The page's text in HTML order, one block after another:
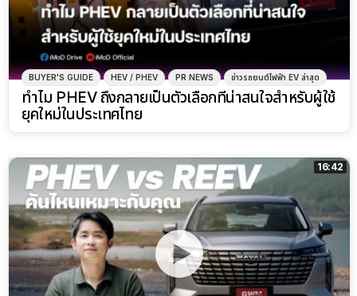
BUYER'S GUIDE HEV / PHEV PR NEWS ข่าวรถยนต์ไฟฟ้า EV ล่าสุด
ทำไม PHEV ถึงกลายเป็นตัวเลือกที่น่าสนใจสำหรับผู้ใช้
ยุคใหม่ในประเทศไทย
16:42